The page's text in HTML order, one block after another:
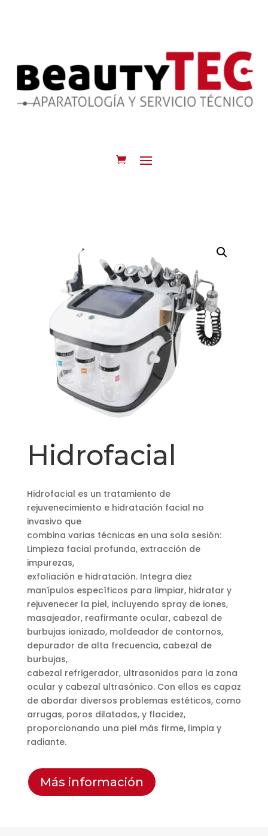
Hidrofacial
Hidrofacial es un tratamiento de
rejuvenecimiento e hidratación facial no
invasivo que
combina varias técnicas en una sola sesión:
Limpieza facial profunda, extracción de
impurezas,
exfoliación e hidratación. Integra diez
manípulos específicos para limpiar, hidratar y
rejuvenecer la piel, incluyendo spray de iones,
masajeador, reafirmante ocular, cabezal de
burbujas ionizado, moldeador de contornos,
depurador de alta frecuencia, cabezal de
burbujas,
cabezal refrigerador, ultrasonidos para la zona
ocular y cabezal ultrasónico. Con ellos es capaz
de abordar diversos problemas estéticos, como
arrugas, poros dilatados, y flacidez,
proporcionando una piel más firme, limpia y
radiante.
Más información